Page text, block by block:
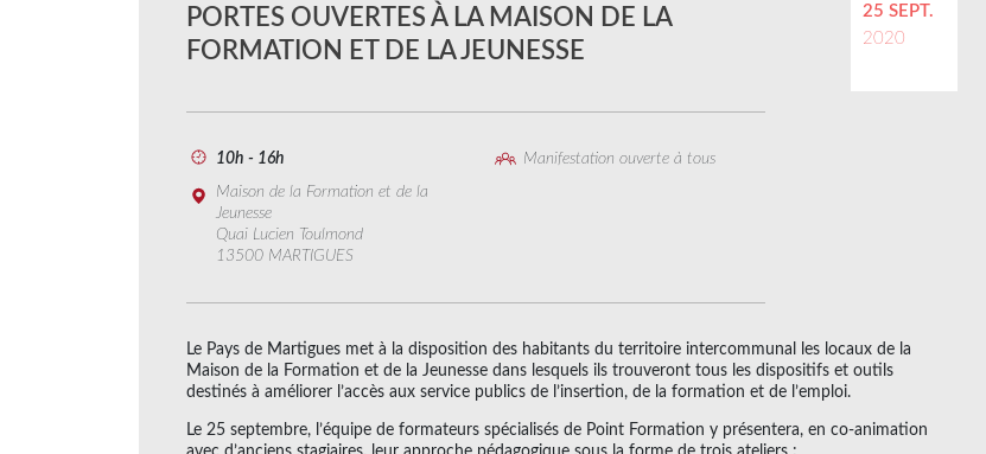
25 SEPT.
2020
PORTES OUVERTES À LA MAISON DE LA
FORMATION ET DE LA JEUNESSE
10h - 16h
Manifestation ouverte à tous
Maison de la Formation et de la
Jeunesse
Quai Lucien Toulmond
13500 MARTIGUES
Le Pays de Martigues met à la disposition des habitants du territoire intercommunal les locaux de la
Maison de la Formation et de la Jeunesse dans lesquels ils trouveront tous les dispositifs et outils
destinés à améliorer l’accès aux service publics de l’insertion, de la formation et de l’emploi.
Le 25 septembre, l’équipe de formateurs spécialisés de Point Formation y présentera, en co-animation